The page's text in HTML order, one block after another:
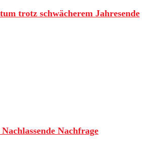
trotz schwächerem Jahresende
Nachfrage